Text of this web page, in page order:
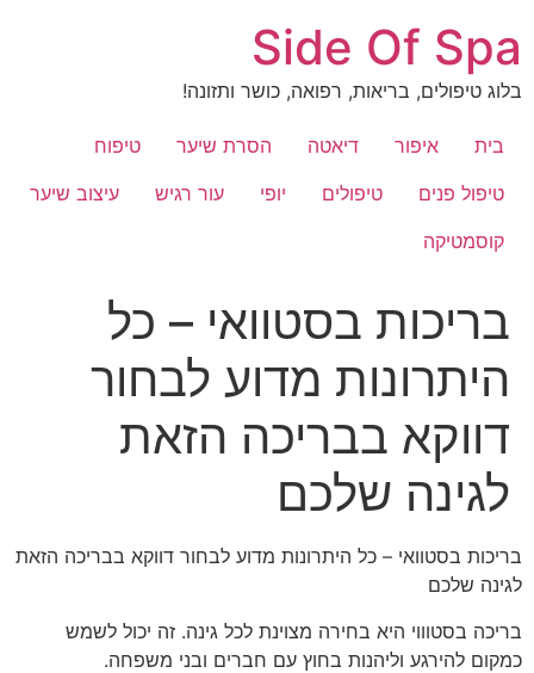
לתוכןSide Of Spa
בלוג טיפולים, בריאות, רפואה, כושר ותזונה!
בית איפור דיאטה הסרת שיער
טיפוח
טיפול פנים
טיפולים יופי עור רגיש
עיצוב שיער
קוסמטיקה
בריכות בסטוואי – כל
היתרונות מדוע לבחור
דווקא בבריכה הזאת
לגינה שלכם
בריכות בסטוואי – כל היתרונות מדוע לבחור דווקא בבריכה הזאת
לגינה שלכם
בריכה בסטוווי היא בחירה מצוינת לכל גינה. זה יכול לשמש
כמקום להירגע וליהנות בחוץ עם חברים ובני משפחה.